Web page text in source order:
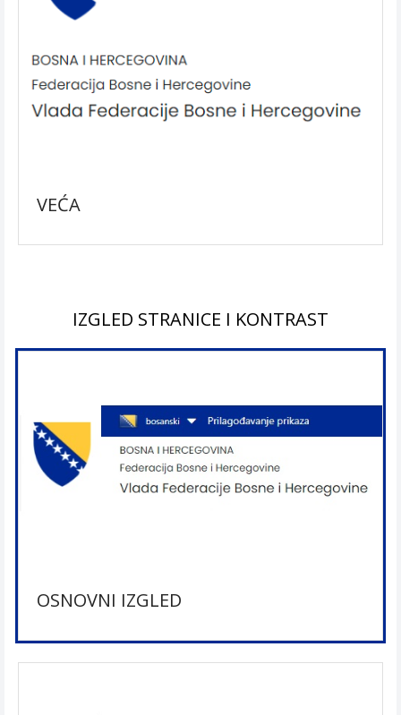
VEĆA
IZGLED STRANICE I KONTRAST
OSNOVNI IZGLED